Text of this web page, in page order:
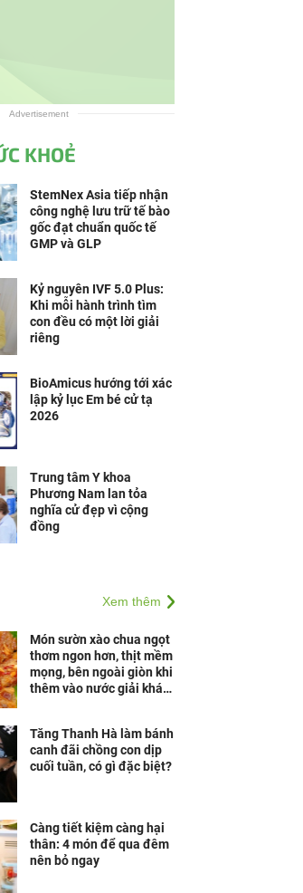
Advertisement
KHOẺ
StemNex Asia tiếp nhận
công nghệ lưu trữ tế bào
gốc đạt chuẩn quốc tế
GMP và GLP
Kỷ nguyên IVF 5.0 Plus:
Khi mỗi hành trình tìm
con đều có một lời giải
riêng
BioAmicus hướng tới xác
lập kỷ lục Em bé cử tạ
2026
Trung tâm Y khoa
Phương Nam lan tỏa
nghĩa cử đẹp vì cộng
đồng
Xem thêm
Món sườn xào chua ngọt
thơm ngon hơn, thịt mềm
mọng, bên ngoài giòn khi
thêm vào nước giải khát
Tăng Thanh Hà làm bánh
canh đãi chồng con dịp
cuối tuần, có gì đặc biệt?
Càng tiết kiệm càng hại
thân: 4 món để qua đêm
nên bỏ ngay